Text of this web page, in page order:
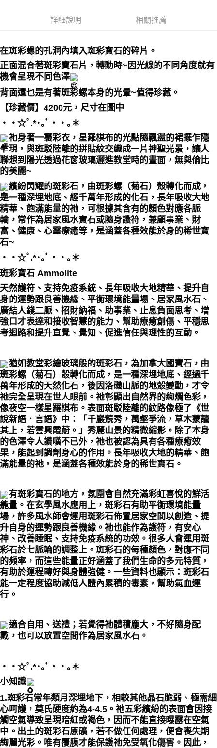
每筆NT$80，滿NT$3,000(含以上)免運費
每筆NT$80，滿NT$3,000(含以上)免運費
賣家宅配幫您送（台灣）
每筆NT$80，滿NT$3,000(含以上)免運費
郵局幫你送（離島）
每筆NT$80，滿NT$3,000(含以上)免運費
付款後門市自取
免運費
詳細說明 相關推薦
在斑彩螺的孔洞內填入斑彩寶石的碎片。
正面混合著斑彩寶石片，轉動時~因光線的不同角度就有
機會呈現不同色澤
背面還也是有著斑彩螺本身的光暈~值得珍藏。
【珍藏價】4200元，尺寸在圖中
・・☆ﾟ⁠.⁠*⁠･⁠｡ﾟ・・｡＊
祂身著一襲彩衣，星羅棋布的光點隨飄盪的裙擺乍隱
乍現，與斑駁陸離的拼貼紋交織成一片神聖光景，讓人
聯想到陽光透過花窗玻璃灑進教堂時的畫面，無與倫比
的美麗~
繽紛閃耀的斑彩石，由斑彩螺（菊石）殼轉化而成，
是一種深埋地底、經千萬年形成的化石，長年吸收大地
精華、飽滿能量的祂，可根據其含有的顏色對應各脈
輪，常作為居家風水寶石或隨身護符，兼顧事業、財
富、健康、心靈療癒等，是涵蓋各種效能於身的稀世寶
石~
・・☆ﾟ⁠.⁠*⁠･⁠｡ﾟ・・｡＊
斑彩寶石 Ammolite
天然護符、支持免疫系統、長年吸收大地精華、提升自
身的運勢跟良善機緣、平衡環境能量場、居家風水石、
廣結人錢二脈、招財納福、助事業、止息負面思考、增
強口才表達和接收智慧的能力、幫助療癒創傷、平穩思
考迴路和提升直覺、覺知、促進信任與理性的互動。
猶如教堂彩繪玻璃般的斑彩石，為加拿大國寶石，由
斑彩螺（菊石）殼轉化而成，是一種深埋地底、經過千
萬年形成的天然化石，後因洛磯山脈的地殼變動，才令
祂完全呈現在世人眼前。祂彰顯出自然界的絢爛色彩，
像夜空一樣星羅棋布。表面斑駁陸離的紋路像極了《世
說新語．言語》中：「千巖競秀，萬壑爭流，草木蒙籠
其上，若雲興霞蔚。」秀麗山景的精微縮影。除了本身
的色澤令人讚嘆不已外，祂也被認為具有各種療癒效
果，能起到調劑身心的作用。長年吸收大地的精華、飽
滿能量的祂，是涵蓋各種效能於身的稀世寶石。
有斑彩寶石的地方，氛圍會自然充滿彩虹喜悅的鮮活
能量。在玄學風水應用上，斑彩石有助平衡環境能量
場，許多風水師會運用斑彩石佈置居家空間以創造、提
升自身的運勢跟良善機緣。祂也能作為護符，有安心
神、改善睡眠、支持免疫系統的功效。很多人會運用斑
彩石於七脈輪的調整上。斑彩石的每種顏色，對應不同
的頻率，而這些能量正好涵蓋了我們生命的多元特質，
有助於運程轉好與身體強健。一些資料也顯示：斑彩石
能一定程度協助減低人體內累積的毒素，幫助氣血運
行。
適合自用、送禮；若覺得祂體積龐大，不好隨身配
戴，也可以放置空間作為居家風水石。
・・☆ﾟ⁠.⁠*⁠･⁠｡ﾟ・・｡＊
小知識
1.斑彩石常年類月深埋地下，相較其他晶石脆弱、 極需細
心呵護 ，莫氏硬度約為4-4.5。祂五彩繽紛的表面會因接
觸空氣導致呈現暗紅或褐色，因而不能直接曝露在空氣
中。出土的斑彩石原礦，若不做任何處理，便會喪失期
絢麗光彩。唯有覆膜才能保護祂免受氧化傷害 。因此，